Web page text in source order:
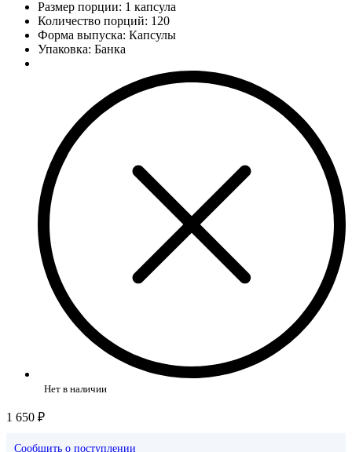
Размер порции: 1 капсула
Количество порций: 120
Форма выпуска: Капсулы
Упаковка: Банка
Нет в наличии
1 650 ₽
Сообщить о поступлении